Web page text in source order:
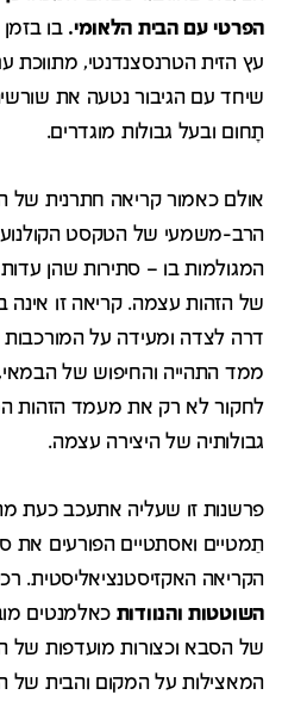
הפרטי עם הבית הלאומי. בו
עץ הזית הטרנסצנדנטי, מתווכת
שיחד עם הגיבור נטעה את
תָחום ובעל גבולות מוגדרים.
אולם כאמור קריאה חתרנית
הרב-משמעי של הטקסט הקולנועי
המגולמות בו – סתירות שהן
של הזהות עצמה. קריאה זו
דרה לצדה ומעידה על המורכבות
ממד התהייה והחיפוש של
לחקור לא רק את מעמד הזהות
גבולותיה של היצירה עצמה.
פרשנות זו שעליה אתעכב כעת
תֵמטיים ואסתטיים הפורעים את
הקריאה האקזיסטנציאליסטית.
השוטטות והנוודות כאלמנטים
של הסבא וכצורות מועדפות של
המאצילות על המקום והבית של